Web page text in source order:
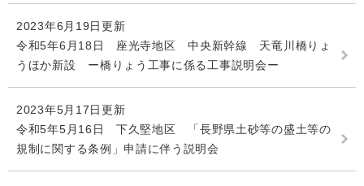
2023年6月19日更新
令和5年6月18日 座光寺地区 中央新幹線 天竜川橋りょ
うほか新設 ー橋りょう工事に係る工事説明会ー
2023年5月17日更新
令和5年5月16日 下久堅地区 「長野県土砂等の盛土等の
規制に関する条例」申請に伴う説明会